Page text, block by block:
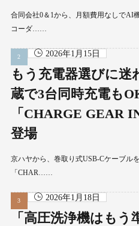
合同会社0＆1から、月額費用なしでAI
コーダ……
2026年1月15日
もう充電器選びに迷
蔵で3台同時充電も
「CHARGE GEAR
登場
京ハヤから、巻取り式USB-Cケーブル
「CHAR……
2026年1月18日
「高圧洗浄機はも